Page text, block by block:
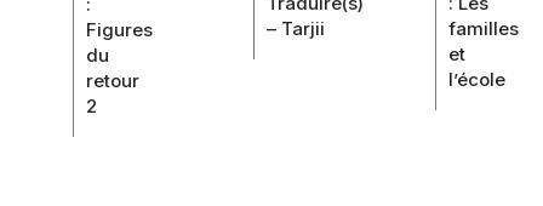
Figures
du
retour
2
– Tarjii
familles
et
l’école